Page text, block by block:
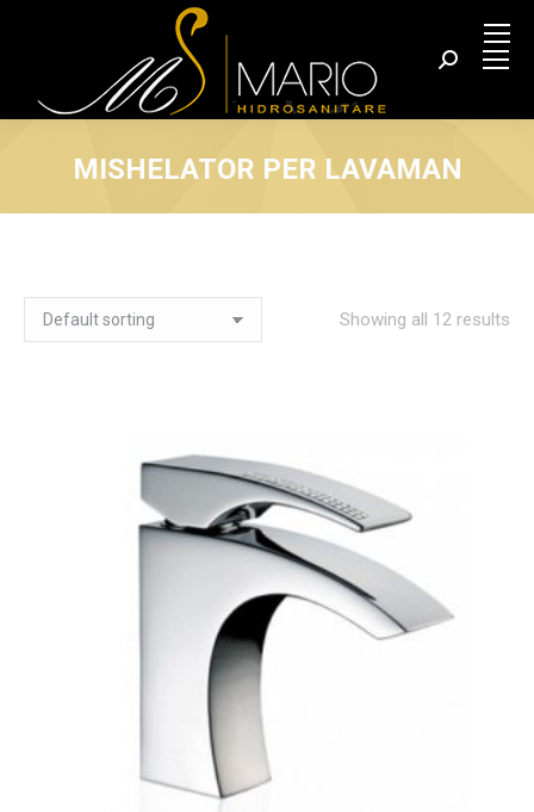
Search:
MISHELATOR PER LAVAMAN
Showing all 12 results